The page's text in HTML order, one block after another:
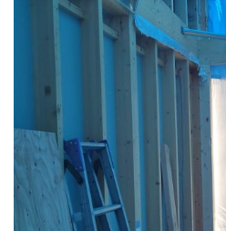
STAFF BLOG
CONTACT US
サイトマップ
約款
情報セキュリティ
プライバシーポリシー